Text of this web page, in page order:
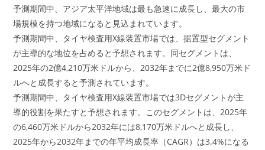
予測期間中、アジア太平洋地域は最も急速に成長し、最大の市
場規模を持つ地域になると見込まれています。
予測期間中、タイヤ検査用X線装置市場では、据置型セグメント
が主導的な地位を占めると予想されます。同セグメントは、
2025年の2億4,210万米ドルから、2032年までに2億8,950万米ド
ルへと成長すると予測されています。
予測期間中、タイヤ検査用X線装置市場では3Dセグメントが主
導的役割を果たすと予想されます。このセグメントは、2025年
の6,460万米ドルから2032年には8,170万米ドルへと成長し、
2025年から2032年までの年平均成長率（CAGR）は3.4%になる